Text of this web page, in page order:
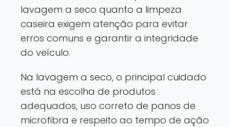
lavagem a seco quanto a limpeza
caseira exigem atenção para evitar
erros comuns e garantir a integridade
do veículo.
Na lavagem a seco, o principal cuidado
está na escolha de produtos
adequados, uso correto de panos de
microfibra e respeito ao tempo de ação